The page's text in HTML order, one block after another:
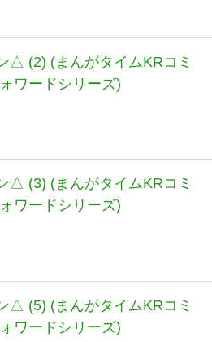
△ (2) (まんがタイムKRコミ
ワードシリーズ)
△ (3) (まんがタイムKRコミ
ワードシリーズ)
△ (5) (まんがタイムKRコミ
ワードシリーズ)